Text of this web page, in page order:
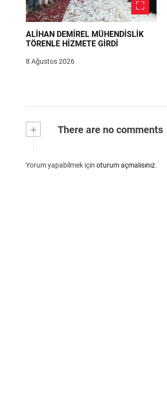
ALİHAN DEMİREL MÜHENDİSLİK
TÖRENLE HİZMETE GİRDİ
8 Ağustos 2026
+ There are no comments
Yorum yapabilmek için oturum açmalısınız.